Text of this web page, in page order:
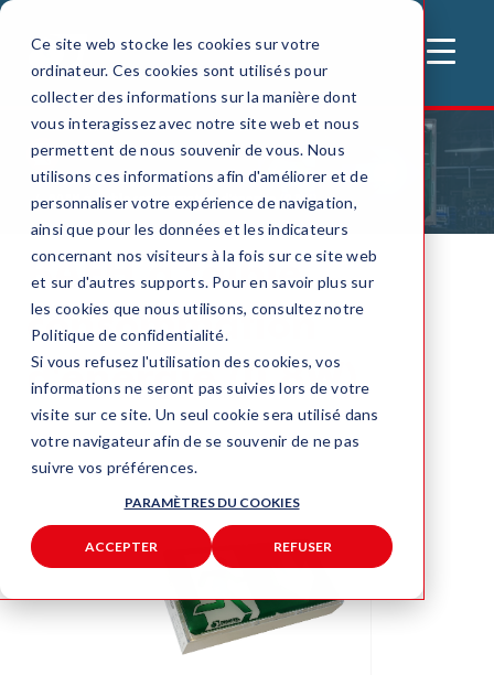
Ce site web stocke les cookies sur votre
ordinateur. Ces cookies sont utilisés pour
collecter des informations sur la manière dont
vous interagissez avec notre site web et nous
permettent de nous souvenir de vous. Nous
utilisons ces informations afin d'améliorer et de
personnaliser votre expérience de navigation,
ainsi que pour les données et les indicateurs
concernant nos visiteurs à la fois sur ce site web
et sur d'autres supports. Pour en savoir plus sur
les cookies que nous utilisons, consultez notre
Politique de confidentialité.
Si vous refusez l'utilisation des cookies, vos
informations ne seront pas suivies lors de votre
visite sur ce site. Un seul cookie sera utilisé dans
votre navigateur afin de se souvenir de ne pas
suivre vos préférences.
PARAMÈTRES DU COOKIES
ACCEPTER REFUSER
MENU
Accueil Eclairage de securite
BAEH à faible consommation d'énergie (0,8W)
BAEH à faible
consommation
d'énergie (0,8W)